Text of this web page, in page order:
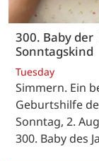
300. Baby
Sonntagskind
Tuesday
Simmern. Ein
Geburtshilfe
Sonntag, 2.
300. Baby des